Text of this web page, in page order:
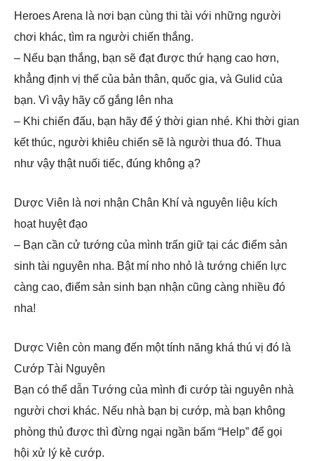
Heroes Arena là nơi bạn cùng thi tài với những người
chơi khác, tìm ra người chiến thắng.
– Nếu bạn thắng, bạn sẽ đạt được thứ hạng cao hơn,
khẳng định vị thế của bản thân, quốc gia, và Gulid của
bạn. Vì vậy hãy cố gắng lên nha
– Khi chiến đấu, bạn hãy để ý thời gian nhé. Khi thời gian
kết thúc, người khiêu chiến sẽ là người thua đó. Thua
như vậy thật nuối tiếc, đúng không ạ?
Dược Viên là nơi nhận Chân Khí và nguyên liệu kích
hoạt huyệt đạo
– Bạn cần cử tướng của mình trấn giữ tại các điểm sản
sinh tài nguyên nha. Bật mí nho nhỏ là tướng chiến lực
càng cao, điểm sản sinh bạn nhận cũng càng nhiều đó
nha!
Dược Viên còn mang đến một tính năng khá thú vị đó là
Cướp Tài Nguyên
Bạn có thể dẫn Tướng của mình đi cướp tài nguyên nhà
người chơi khác. Nếu nhà bạn bị cướp, mà bạn không
phòng thủ được thì đừng ngại ngần bấm “Help” để gọi
hội xử lý kẻ cướp.